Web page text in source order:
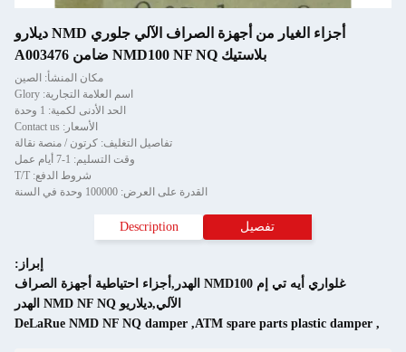
أجزاء الغيار من أجهزة الصراف الآلي جلوري NMD ديلارو
مكان المنشأ: الصين
اسم العلامة التجارية: Glory
الحد الأدنى لكمية: 1 وحدة
تفاصيل التغليف: كرتون / منصة نقالة
وقت التسليم: 1-7 أيام عمل
شروط الدفع: T/T
القدرة على العرض: 100000 وحدة في السنة
Description
غلواري أيه تي إم NMD100 الهدر,أجزاء احتياطية أجهزة الصراف
الآلي,ديلاريو NMD NF NQ الهدر
ATM spare parts plastic
,
DeLaRue NMD NF NQ damper